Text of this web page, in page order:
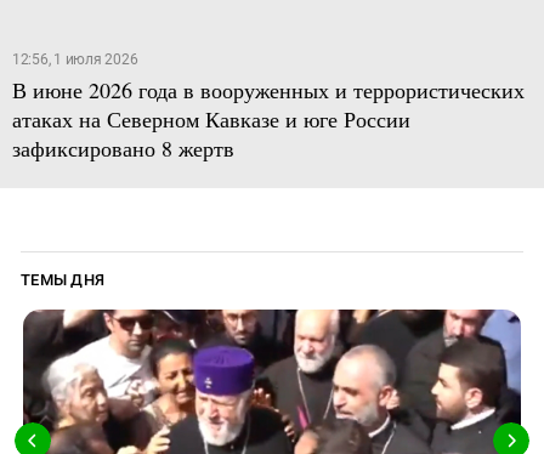
12:56, 1 июля 2026
В июне 2026 года в вооруженных и террористических
атаках на Северном Кавказе и юге России
зафиксировано 8 жертв
ТЕМЫ ДНЯ